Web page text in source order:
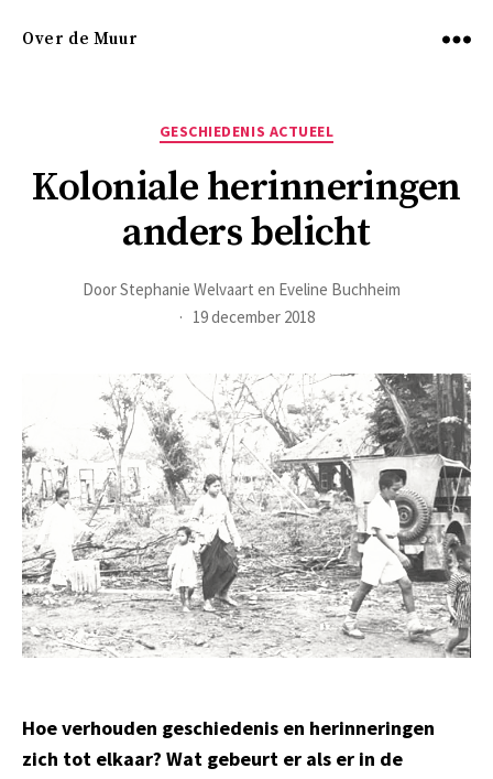
Over de Muur
Categorieën
GESCHIEDENIS ACTUEEL
Koloniale herinneringen
anders belicht
DoorStephanie Welvaart en Eveline Buchheim
19 december 2018
Hoe verhouden geschiedenis en herinneringen
zich tot elkaar? Wat gebeurt er als er in de